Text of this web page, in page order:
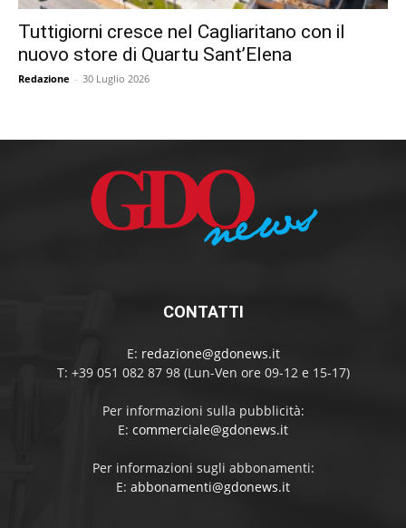
Tuttigiorni cresce nel Cagliaritano con il
nuovo store di Quartu Sant’Elena
Redazione - 30 Luglio 2026
CONTATTI
E: redazione@gdonews.it
T: +39 051 082 87 98 (Lun-Ven ore 09-12 e 15-17)
Per informazioni sulla pubblicità:
E: commerciale@gdonews.it
Per informazioni sugli abbonamenti:
E: abbonamenti@gdonews.it